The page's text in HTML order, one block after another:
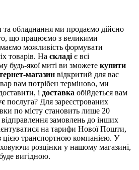
та обладнання ми продаємо дійсно
що працюємо з великими
можливість формувати
товарів. На складі є всі
будь-якої миті ви зможете купити
магазин відкритий для вас
вам потрібен терміново, ми
і доставка обійдеться вам
послуга? Для зареєстрованих
по місту становить лише 20
замовлень до інших
на тарифи Нової Пошти,
цією транспортною компанією. У
розцінки у нашому магазині,
вигідною.